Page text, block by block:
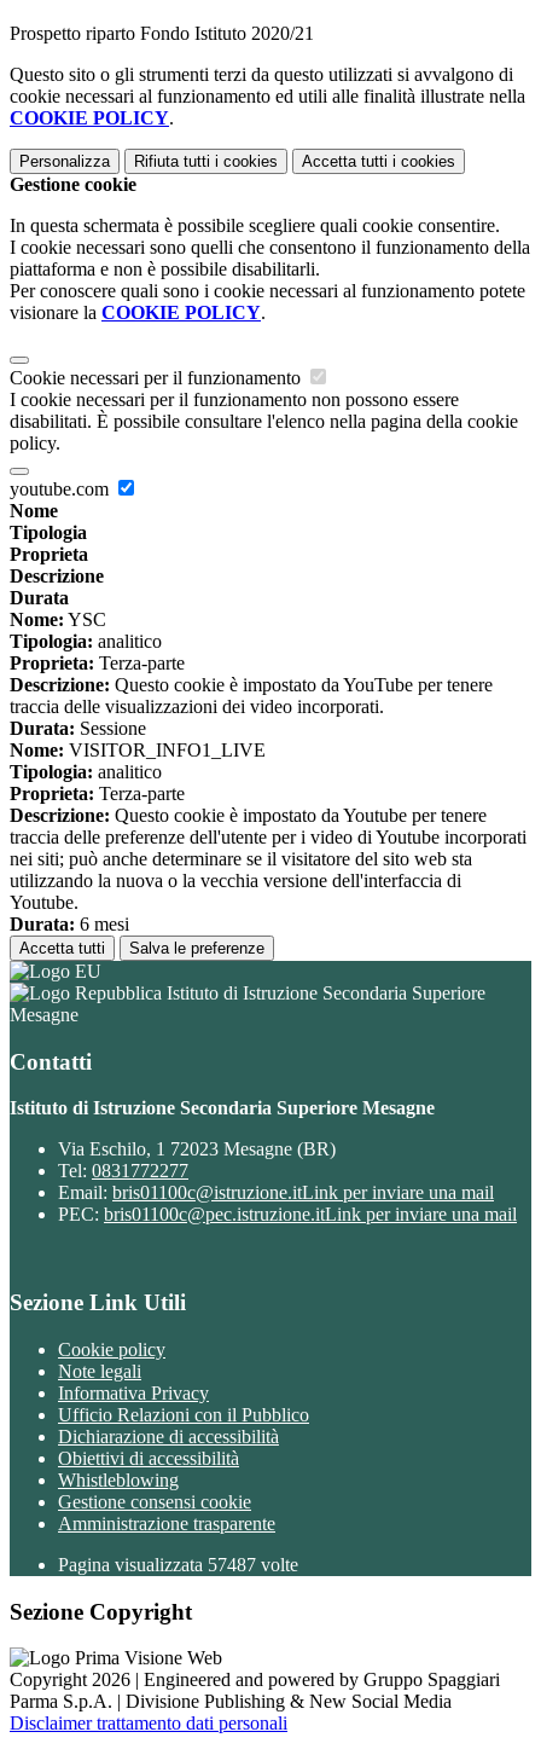
Prospetto riparto Fondo Istituto 2020/21
Questo sito o gli strumenti terzi da questo utilizzati si avvalgono di
cookie necessari al funzionamento ed utili alle finalità illustrate nella
COOKIE POLICY.
Personalizza Rifiuta tutti i cookies Accetta tutti i cookies
Gestione cookie
In questa schermata è possibile scegliere quali cookie consentire.
I cookie necessari sono quelli che consentono il funzionamento della
piattaforma e non è possibile disabilitarli.
Per conoscere quali sono i cookie necessari al funzionamento potete
visionare la COOKIE POLICY.
Cookie necessari per il funzionamento
I cookie necessari per il funzionamento non possono essere
disabilitati. È possibile consultare l'elenco nella pagina della cookie
policy.
youtube.com
Nome
Tipologia
Proprieta
Descrizione
Durata
Nome: YSC
Tipologia: analitico
Proprieta: Terza-parte
Descrizione: Questo cookie è impostato da YouTube per tenere
traccia delle visualizzazioni dei video incorporati.
Durata: Sessione
Nome: VISITOR_INFO1_LIVE
Tipologia: analitico
Proprieta: Terza-parte
Descrizione: Questo cookie è impostato da Youtube per tenere
traccia delle preferenze dell'utente per i video di Youtube incorporati
nei siti; può anche determinare se il visitatore del sito web sta
utilizzando la nuova o la vecchia versione dell'interfaccia di
Youtube.
Durata: 6 mesi
Accetta tutti Salva le preferenze
Istituto di Istruzione Secondaria Superiore
Mesagne
Contatti
Istituto di Istruzione Secondaria Superiore Mesagne
Via Eschilo, 1 72023 Mesagne (BR)
Tel: 0831772277
Email: bris01100c@istruzione.itLink per inviare una mail
PEC: bris01100c@pec.istruzione.itLink per inviare una mail
Sezione Link Utili
Cookie policy
Note legali
Informativa Privacy
Ufficio Relazioni con il Pubblico
Dichiarazione di accessibilità
Obiettivi di accessibilità
Whistleblowing
Gestione consensi cookie
Amministrazione trasparente
Pagina visualizzata 57487 volte
Sezione Copyright
Copyright 2026 | Engineered and powered by Gruppo Spaggiari
Parma S.p.A. | Divisione Publishing & New Social Media
Disclaimer trattamento dati personali